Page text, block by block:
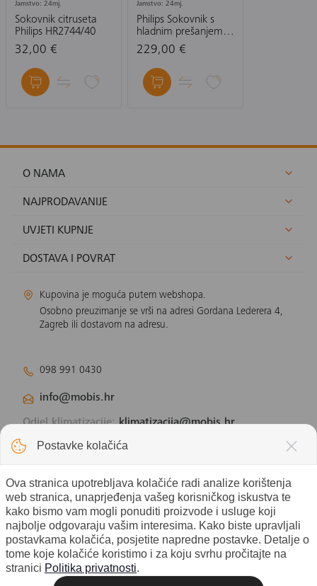
Jamstvo: 24mj.
Sokovnik citruseta
Philips HR2744/40
32,00 €
Jamstvo: 24mj.
Philips Sokovnik s
hladnim prešanjem
HR1889/70
229,00 €
O NAMA
NAJPRODAVANIJE
UVJETI KUPNJE
DOSTAVA I POVRAT
Kupovina je moguća putem webshopa.
Osobno preuzimanje se vrši na adresi Gordana Lederera 4,
Zagreb ili dostavom na adresu.
098 991 0430
info@mobis.hr
Odjel klimatizacije:klimatizacija@mobis.hr
Odjel solarnih panela:
Postavke kolačića
Ova stranica upotrebljava kolačiće radi analize korištenja
web stranica, unaprjeđenja vašeg korisničkog iskustva te
kako bismo vam mogli ponuditi proizvode i usluge koji
najbolje odgovaraju vašim interesima. Kako biste upravljali
postavkama kolačića, posjetite napredne postavke. Detalje o
tome koje kolačiće koristimo i za koju svrhu pročitajte na
stranici Politika privatnosti.